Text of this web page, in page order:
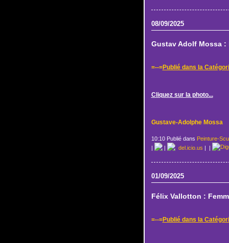
08/09/2025
Gustav Adolf Mossa :
=--=Publié dans la
Cliquez sur la photo...
Gustave-Adolphe Mossa
10:10 Publié dans Peinture-
|
| del.icio.us | |
01/09/2025
Félix Vallotton :
=--=Publié dans la